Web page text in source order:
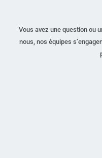
Vous avez une question ou
nous, nos équipes